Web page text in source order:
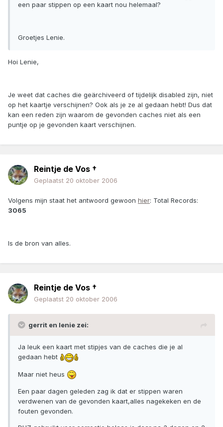
een paar stippen op een kaart nou helemaal?
Groetjes Lenie.
Hoi Lenie,
Je weet dat caches die geärchiveerd of tijdelijk disabled zijn, niet
op het kaartje verschijnen? Ook als je ze al gedaan hebt! Dus dat
kan een reden zijn waarom de gevonden caches niet als een
puntje op je gevonden kaart verschijnen.
Reintje de Vos †
Geplaatst 20 oktober 2006
Volgens mijn staat het antwoord gewoon hier: Total Records:
3065
Is de bron van alles.
Reintje de Vos †
Geplaatst 20 oktober 2006
gerrit en lenie zei:
Ja leuk een kaart met stipjes van de caches die je al
gedaan hebt
Maar niet heus
Een paar dagen geleden zag ik dat er stippen waren
verdwenen van de gevonden kaart,alles nagekeken en de
fouten gevonden.